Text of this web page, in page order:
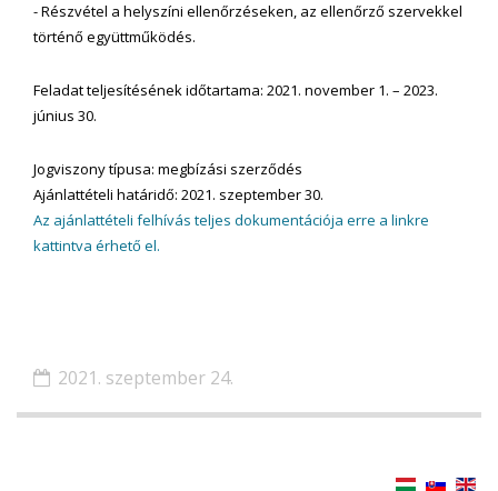
- Részvétel a helyszíni ellenőrzéseken, az ellenőrző szervekkel
történő együttműködés.
Feladat teljesítésének időtartama: 2021. november 1. – 2023.
június 30.
Jogviszony típusa: megbízási szerződés
Ajánlattételi határidő: 2021. szeptember 30.
Az ajánlattételi felhívás teljes dokumentációja erre a linkre
kattintva érhető el.
2021. szeptember 24.